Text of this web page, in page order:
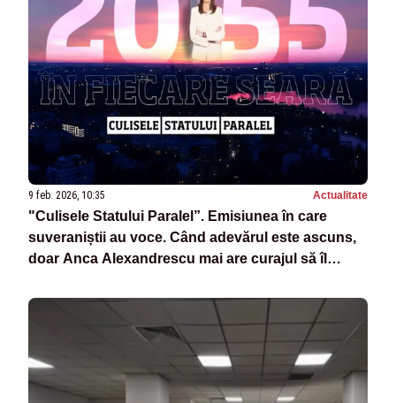
9 feb. 2026, 10:35 Actualitate
"Culisele Statului Paralel”. Emisiunea în care
suveraniștii au voce. Când adevărul este ascuns,
doar Anca Alexandrescu mai are curajul să îl